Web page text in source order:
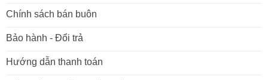
Chính sách bán buôn
Bảo hành - Đổi trả
Hướng dẫn thanh toán